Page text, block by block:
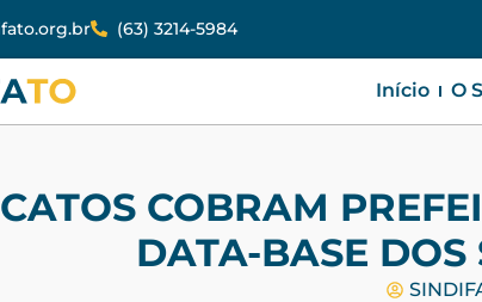
(63) 3214-5984
Início O
COBRAM
DATA-BASE